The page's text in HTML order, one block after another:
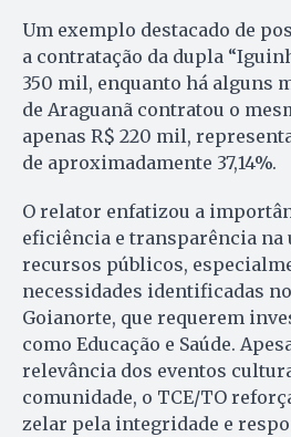
Um exemplo destacado de
a contratação da dupla
350 mil, enquanto há alguns
de Araguanã contratou o
apenas R$ 220 mil,
de aproximadamente 37,14%.
O relator enfatizou a
eficiência e transparência na
recursos públicos,
necessidades identificadas
Goianorte, que requerem
como Educação e Saúde.
relevância dos eventos
comunidade, o TCE/TO
zelar pela integridade e